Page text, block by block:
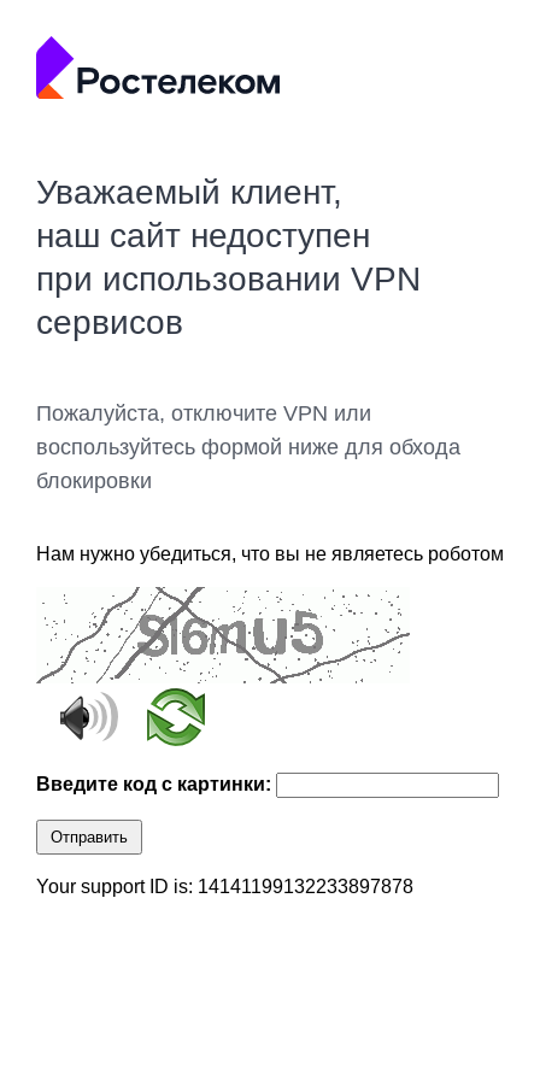
Уважаемый клиент,
наш сайт недоступен
при использовании VPN
сервисов
Пожалуйста, отключите VPN или
воспользуйтесь формой ниже для обхода
блокировки
Нам нужно убедиться, что вы не являетесь роботом
Введите код с картинки:
Отправить
Your support ID is: 14141199132233897878